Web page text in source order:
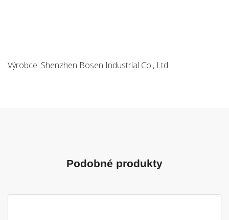
Výrobce: Shenzhen Bosen Industrial Co., Ltd.
Podobné produkty